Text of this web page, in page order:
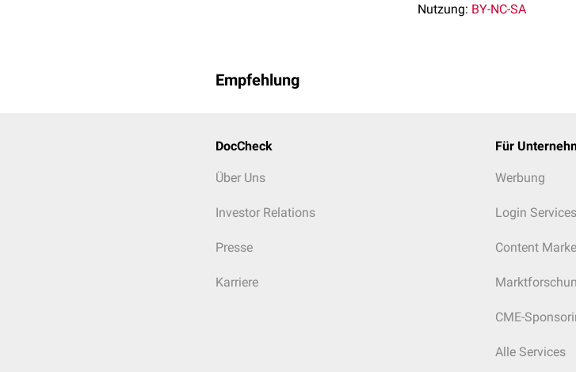
Nutzung: BY-NC-SA
Empfehlung
DocCheck
Über Uns
Investor Relations
Presse
Karriere
Für
Werbung
Login Services
Content
CME-
Alle Services